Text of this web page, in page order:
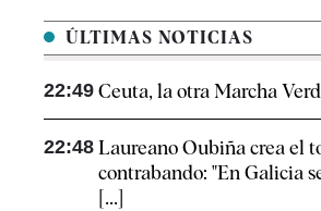
ÚLTIMAS NOTICIAS
22:49 Ceuta, la otra Marcha
22:48 Laureano Oubiña crea el
contrabando: "En Galicia
[...]